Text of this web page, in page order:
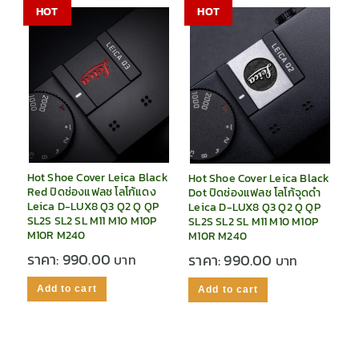
HOT
Hot Shoe Cover Leica Black
Red ปิดช่องแฟลช โลโก้แดง
Leica D-LUX8 Q3 Q2 Q QP
SL2S SL2 SL M11 M10 M10P
M10R M240
ราคา:990.00
Add to cart
HOT
Hot Shoe Cover Leica Black
Dot ปิดช่องแฟลช โลโก้จุดดำ
Leica D-LUX8 Q3 Q2 Q QP
SL2S SL2 SL M11 M10 M10P
M10R M240
ราคา:990.00
Add to cart